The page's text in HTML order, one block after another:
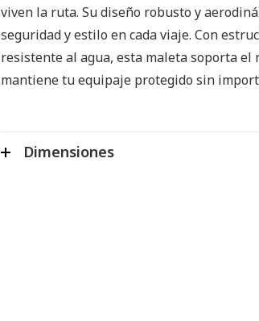
viven la ruta. Su diseño robusto y
seguridad y estilo en cada viaje. Con
resistente al agua, esta maleta soporta el
mantiene tu equipaje protegido sin
Dimensiones